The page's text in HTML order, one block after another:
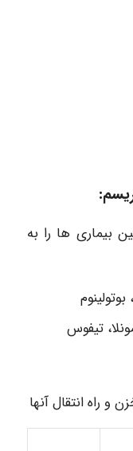
بیماری ها را به
و راه انتقال آنها